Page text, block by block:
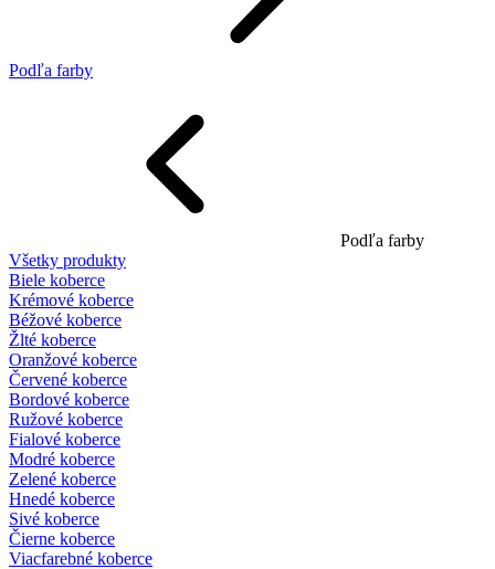
Podľa farby
Podľa farby
Všetky produkty
Biele koberce
Krémové koberce
Béžové koberce
Žlté koberce
Oranžové koberce
Červené koberce
Bordové koberce
Ružové koberce
Fialové koberce
Modré koberce
Zelené koberce
Hnedé koberce
Sivé koberce
Čierne koberce
Viacfarebné koberce